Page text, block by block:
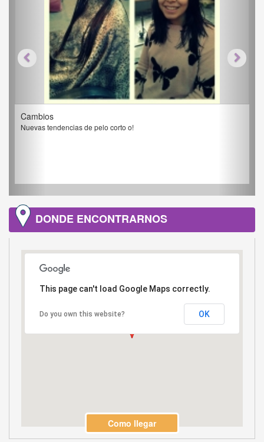
Cambios
Nuevas tendencias de pelo corto o!
DONDE ENCONTRARNOS
This page can't load Google Maps correctly.
Do you own this website? OK
Como llegar